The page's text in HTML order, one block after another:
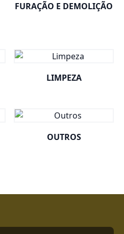
FURAÇÃO E DEMOLIÇÃO
LIMPEZA
OUTROS